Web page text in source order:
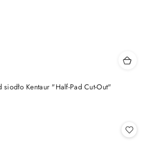
siodło Kentaur "Half-Pad Cut-Out"